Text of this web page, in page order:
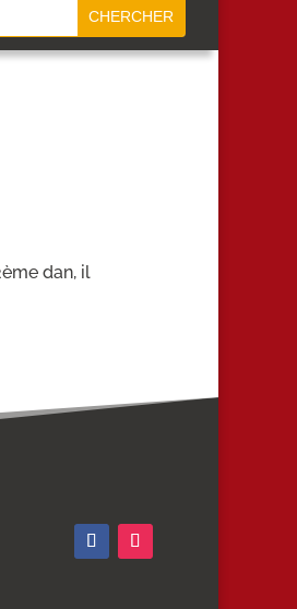
dan, il